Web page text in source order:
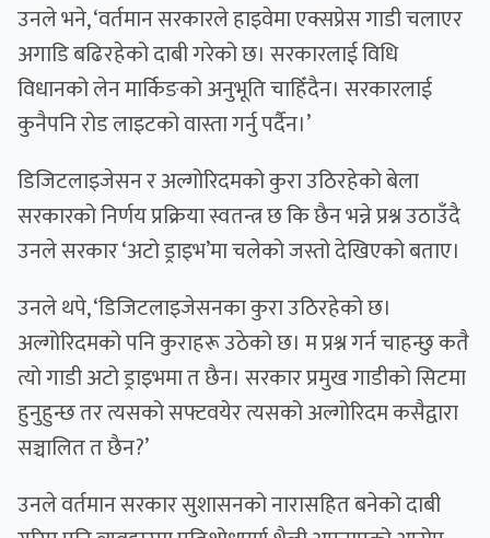
उनले भने, ‘वर्तमान सरकारले हाइवेमा एक्सप्रेस गाडी चलाएर
अगाडि बढिरहेको दाबी गरेको छ। सरकारलाई विधि
विधानको लेन मार्किङको अनुभूति चाहिँदैन। सरकारलाई
कुनैपनि रोड लाइटको वास्ता गर्नु पर्दैन।’
डिजिटलाइजेसन र अल्गोरिदमको कुरा उठिरहेको बेला
सरकारको निर्णय प्रक्रिया स्वतन्त्र छ कि छैन भन्ने प्रश्न उठाउँदै
उनले सरकार ‘अटो ड्राइभ’मा चलेको जस्तो देखिएको बताए।
उनले थपे, ‘डिजिटलाइजेसनका कुरा उठिरहेको छ।
अल्गोरिदमको पनि कुराहरू उठेको छ। म प्रश्न गर्न चाहन्छु कतै
त्यो गाडी अटो ड्राइभमा त छैन। सरकार प्रमुख गाडीको सिटमा
हुनुहुन्छ तर त्यसको सफ्टवयेर त्यसको अल्गोरिदम कसैद्वारा
सञ्चालित त छैन?’
उनले वर्तमान सरकार सुशासनको नारासहित बनेको दाबी